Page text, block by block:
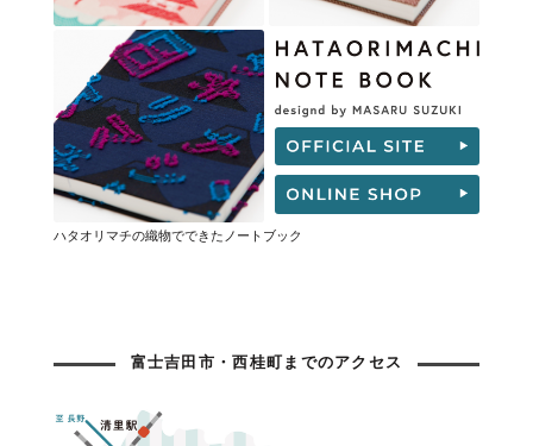
ハタオリマチの織物でできたノートブック
富士吉田市・西桂町までのアクセス